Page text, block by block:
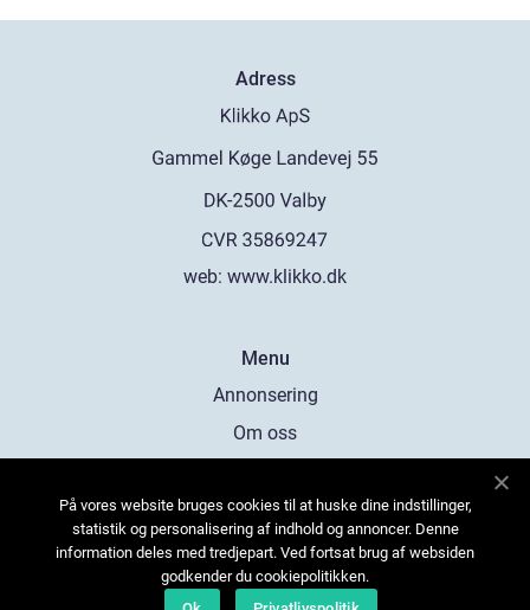
Adress
web: www.klikko.dk
Menu
Annonsering
Om oss
Kontakta oss
Sitemap
På vores website bruges cookies til at huske dine indstillinger,
statistik og personalisering af indhold og annoncer. Denne
information deles med tredjepart. Ved fortsat brug af websiden
godkender du cookiepolitikken.